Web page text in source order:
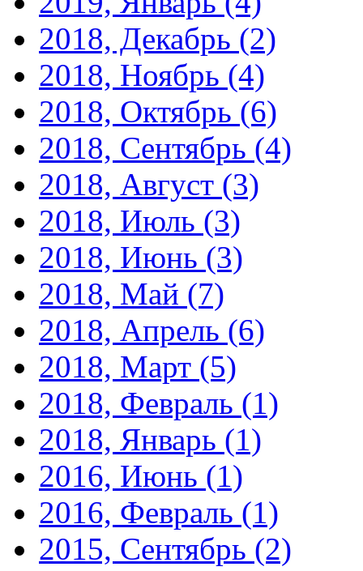
2018, Декабрь (2)
2018, Ноябрь (4)
2018, Октябрь (6)
2018, Сентябрь (4)
2018, Август (3)
2018, Июль (3)
2018, Июнь (3)
2018, Май (7)
2018, Апрель (6)
2018, Март (5)
2018, Февраль (1)
2018, Январь (1)
2016, Июнь (1)
2016, Февраль (1)
2015, Сентябрь (2)